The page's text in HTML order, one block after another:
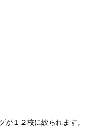
が１２校に絞られます。